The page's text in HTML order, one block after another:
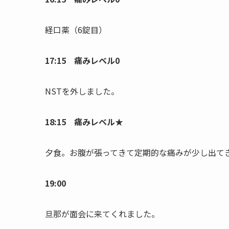
経口薬（6錠目）
17:15 痛みレベル0
NSTを外しました。
18:15 痛みレベル★
夕食。お腹が張ってきて定期的な痛みが少し出て
19:00
旦那が面会に来てくれました。